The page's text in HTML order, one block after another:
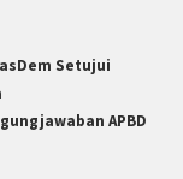
Setujui
APBD